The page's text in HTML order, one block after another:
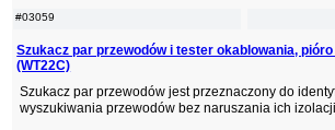
#03059
Szukacz par przewodów i tester okablowania,
(WT22C)
Szukacz par przewodów jest przeznaczony do
wyszukiwania przewodów bez naruszania ich izolacji.